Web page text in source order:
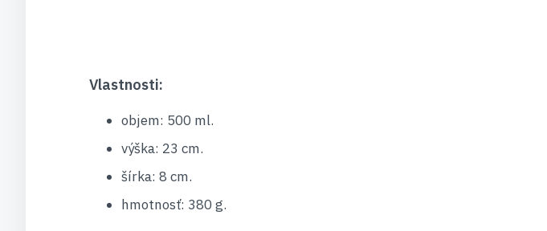
Vlastnosti:
objem: 500 ml.
výška: 23 cm.
šírka: 8 cm.
hmotnosť: 380 g.